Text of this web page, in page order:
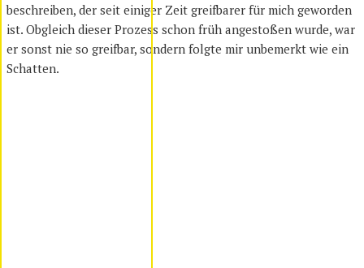
beschreiben, der seit einiger Zeit greifbarer für mich geworden
ist. Obgleich dieser Prozess schon früh angestoßen wurde, war
er sonst nie so greifbar, sondern folgte mir unbemerkt wie ein
Schatten.